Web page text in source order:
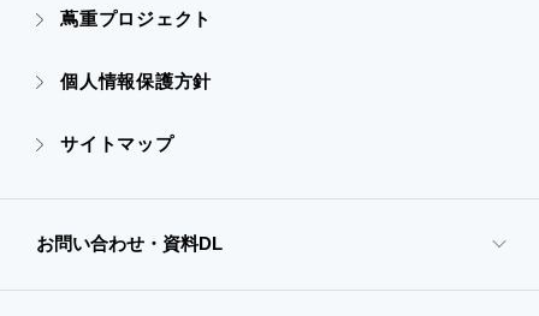
- CSR活動
- デザイン
蔦重プロジェクト
個人情報保護方針
サイトマップ
お問い合わせ・資料DL